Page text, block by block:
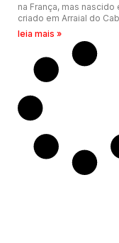
na França, mas nascido
criado em Arraial do
(RJ), lança livro Surfista
leia mais »